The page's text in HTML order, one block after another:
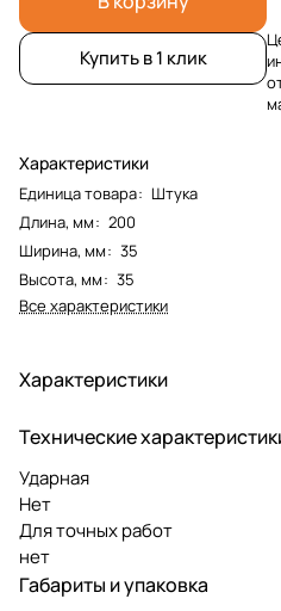
Купить в 1 клик
Характеристики
Единица товара: Штука
Длина, мм: 200
Ширина, мм: 35
Высота, мм: 35
Все характеристики
Характеристики
Технические
Ударная
Нет
Для точных работ
нет
Габариты и упаковка